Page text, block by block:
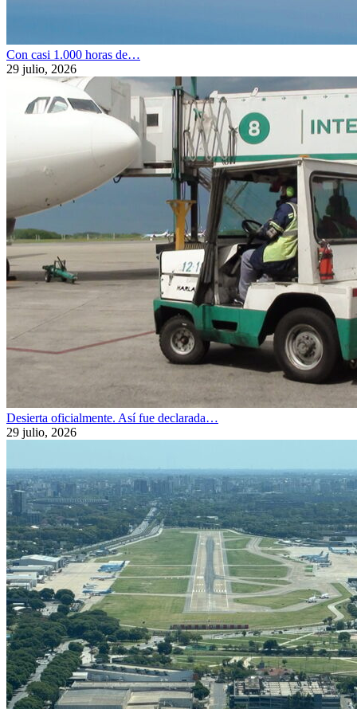
Con casi 1.000 horas de…
29 julio, 2026
Desierta oficialmente. Así fue declarada…
29 julio, 2026